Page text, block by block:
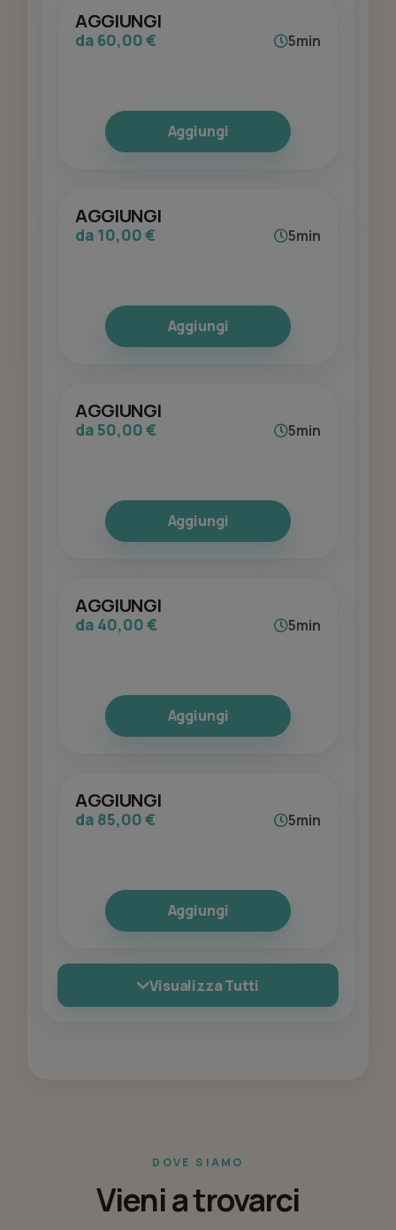
AGGIUNGI
da 60,00 € 5min
Aggiungi
AGGIUNGI
da 10,00 € 5min
Aggiungi
AGGIUNGI
da 50,00 € 5min
Aggiungi
AGGIUNGI
da 40,00 € 5min
Aggiungi
AGGIUNGI
da 85,00 € 5min
Aggiungi
Visualizza Tutti
DOVE SIAMO
Vieni a trovarci